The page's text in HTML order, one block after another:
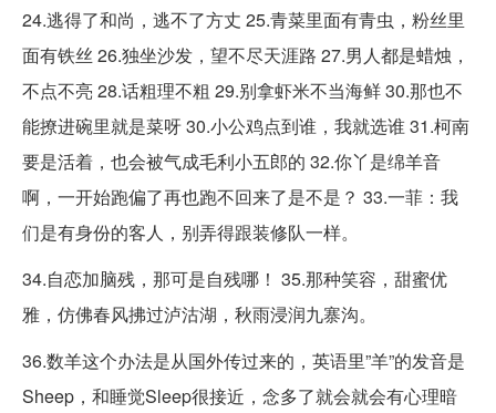
24.逃得了和尚，逃不了方丈 25.青菜里面有青虫，粉丝里
面有铁丝 26.独坐沙发，望不尽天涯路 27.男人都是蜡烛，
不点不亮 28.话粗理不粗 29.别拿虾米不当海鲜 30.那也不
能撩进碗里就是菜呀 30.小公鸡点到谁，我就选谁 31.柯南
要是活着，也会被气成毛利小五郎的 32.你丫是绵羊音
啊，一开始跑偏了再也跑不回来了是不是？ 33.一菲：我
们是有身份的客人，别弄得跟装修队一样。
34.自恋加脑残，那可是自残哪！ 35.那种笑容，甜蜜优
雅，仿佛春风拂过泸沽湖，秋雨浸润九寨沟。
36.数羊这个办法是从国外传过来的，英语里”羊”的发音是
Sheep，和睡觉Sleep很接近，念多了就会就会有心理暗